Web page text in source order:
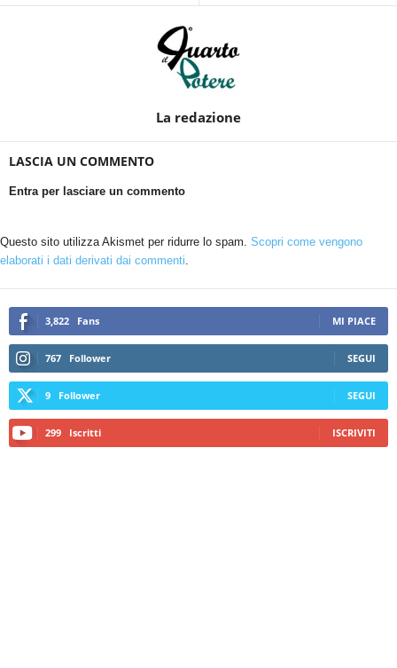
La redazione
LASCIA UN COMMENTO
Entra per lasciare un commento
Questo sito utilizza Akismet per ridurre lo spam. Scopri come vengono
elaborati i dati derivati dai commenti.
3,822 Fans MI PIACE
767 Follower SEGUI
9 Follower SEGUI
299 Iscritti ISCRIVITI